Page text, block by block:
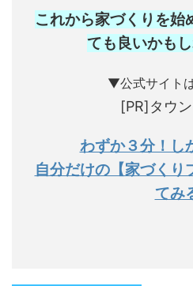
これから家づくりを始
ても良いかも
▼公式サイト
[PR]タウ
わずか３分！し
自分だけの【家づくり
てみ